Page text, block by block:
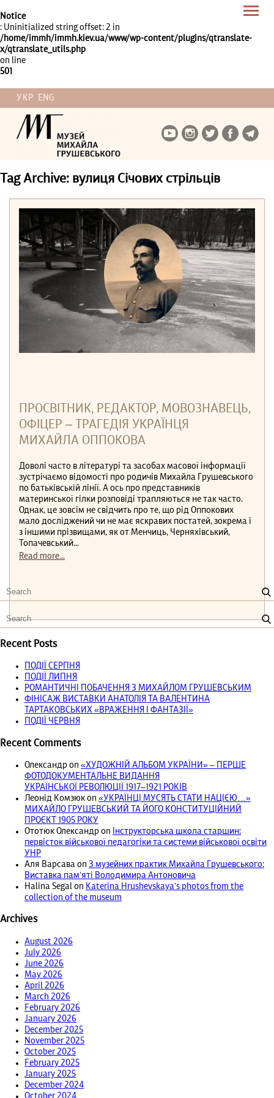
Notice
: Uninitialized string offset: 2 in
/home/immh/immh.kiev.ua/www/wp-content/plugins/qtranslate-
x/qtranslate_utils.php
on line
501
УКР ENG
Tag Archive: вулиця Січових стрільців
ПРОСВІТНИК, РЕДАКТОР, МОВОЗНАВЕЦЬ,
ОФІЦЕР – ТРАГЕДІЯ УКРАЇНЦЯ
МИХАЙЛА ОППОКОВА
Доволі часто в літературі та засобах масової інформації
зустрічаємо відомості про родичів Михайла Грушевського
по батьківській лінії. А ось про представників
материнської гілки розповіді трапляються не так часто.
Однак, це зовсім не свідчить про те, що рід Оппокових
мало досліджений чи не має яскравих постатей, зокрема і
з іншими прізвищами, як от Менчиць, Черняхівський,
Топачевський...
Read more...
Recent Posts
ПОДІЇ СЕРПНЯ
ПОДІЇ ЛИПНЯ
РОМАНТИЧНІ ПОБАЧЕННЯ З МИХАЙЛОМ ГРУШЕВСЬКИМ
ФІНІСАЖ ВИСТАВКИ АНАТОЛІЯ ТА ВАЛЕНТИНА
ТАРТАКОВСЬКИХ «ВРАЖЕННЯ І ФАНТАЗІЇ»
ПОДІЇ ЧЕРВНЯ
Recent Comments
Олександр on «ХУДОЖНІЙ АЛЬБОМ УКРАЇНИ» – ПЕРШЕ
ФОТОДОКУМЕНТАЛЬНЕ ВИДАННЯ
УКРАЇНСЬКОЇ РЕВОЛЮЦІЇ 1917‒1921 РОКІВ
Леонід Комзюк on «УКРАЇНЦІ МУСЯТЬ СТАТИ НАЦІЄЮ…»
МИХАЙЛО ГРУШЕВСЬКИЙ ТА ЙОГО КОНСТИТУЦІЙНИЙ
ПРОЄКТ 1905 РОКУ
Ототюк Олександр on
Інструкторська школа старшин:
первісток військової педагогіки та системи військової освіти
УНР
Аля Варсава on З музейних практик Михайла Грушевського:
Виставка пам’яті Володимира Антоновича
Halina Segal on Katerina Hrushevskaya’s photos from the
collection of the museum
Archives
August 2026
July 2026
June 2026
May 2026
April 2026
March 2026
February 2026
January 2026
December 2025
November 2025
October 2025
February 2025
January 2025
December 2024
October 2024